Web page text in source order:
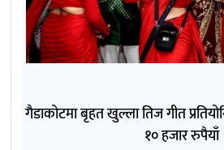
गैडाकोटमा बृहत खुल्ला तिज गीत
१० हजार रुपैयाँ